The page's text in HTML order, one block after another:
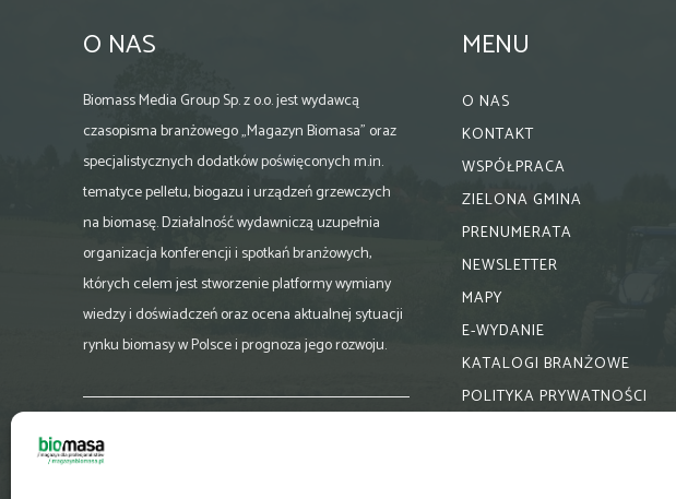
O NAS
Biomass Media Group Sp. z o.o. jest wydawcą
czasopisma branżowego „Magazyn Biomasa” oraz
specjalistycznych dodatków poświęconych m.in.
tematyce pelletu, biogazu i urządzeń grzewczych
na biomasę. Działalność wydawniczą uzupełnia
organizacja konferencji i spotkań branżowych,
których celem jest stworzenie platformy wymiany
wiedzy i doświadczeń oraz ocena aktualnej sytuacji
rynku biomasy w Polsce i prognoza jego rozwoju.
biuro@magazynbiomasa.pl
MENU
O NAS
KONTAKT
WSPÓŁPRACA
ZIELONA GMINA
PRENUMERATA
NEWSLETTER
MAPY
E-WYDANIE
KATALOGI BRANŻOWE
POLITYKA PRYWATNOŚCI